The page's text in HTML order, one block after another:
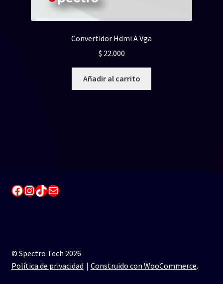
Convertidor Hdmi A Vga
$ 22.000
Añadir al carrito
Facebook
Instagram
TikTok
Correo electrónico
© Spectro Tech 2026
Política de privacidad
Construido con WooCommerce.